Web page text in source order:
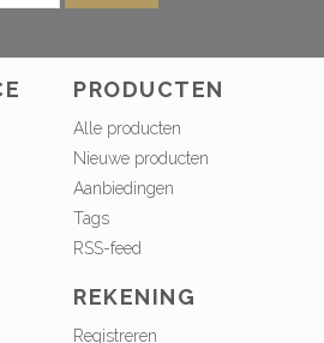
PRODUCTEN
Alle producten
Nieuwe producten
Aanbiedingen
Tags
RSS-feed
REKENING
Registreren